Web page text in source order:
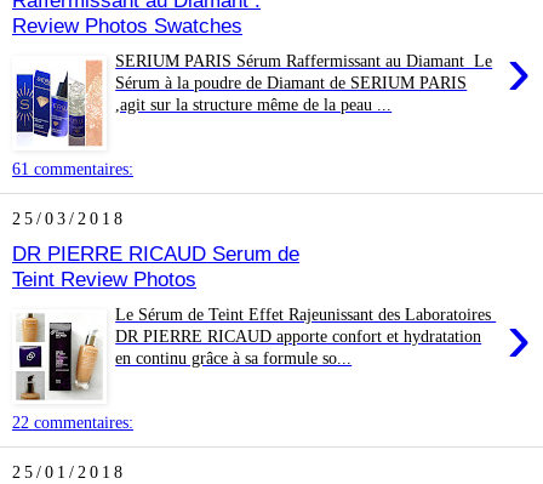
Review Photos Swatches
›
SERIUM PARIS Sérum Raffermissant au Diamant Le
Sérum à la poudre de Diamant de SERIUM PARIS
,agit sur la structure même de la peau ...
61 commentaires:
25/03/2018
DR PIERRE RICAUD Serum de
Teint Review Photos
›
Le Sérum de Teint Effet Rajeunissant des Laboratoires
DR PIERRE RICAUD apporte confort et hydratation
en continu grâce à sa formule so...
22 commentaires:
25/01/2018